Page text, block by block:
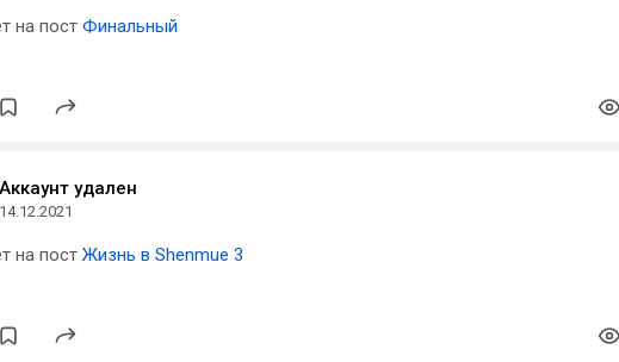
на пост Финальный
Аккаунт удален
14.12.2021
на пост Жизнь в Shenmue 3